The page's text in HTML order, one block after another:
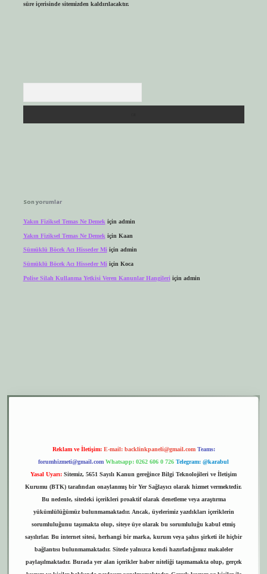
süre içerisinde sitemizden kaldırılacaktır.
Son yorumlar
Yakın Fiziksel Temas Ne Demek için admin
Yakın Fiziksel Temas Ne Demek için Kaan
Sümüklü Böcek Acı Hisseder Miiçin admin
Sümüklü Böcek Acı Hisseder Mi için Koca
Polise Silah Kullanma Yetkisi Veren Kanunlar Hangileri için admin
Reklam ve İletişim: E-mail: backlinkpaneli@gmail.com Teams:
forumhizmeti@gmail.com Whatsapp: 0262 606 0 726 Telegram: @karabul
Yasal Uyarı: Sitemiz, 5651 Sayılı Kanun gereğince Bilgi Teknolojileri ve İletişim
Kurumu (BTK) tarafından onaylanmış bir Yer Sağlayıcı olarak hizmet vermektedir.
Bu nedenle, sitedeki içerikleri proaktif olarak denetleme veya araştırma
yükümlülüğümüz bulunmamaktadır. Ancak, üyelerimiz yazdıkları içeriklerin
sorumluluğunu taşımakta olup, siteye üye olarak bu sorumluluğu kabul etmiş
sayılırlar. Bu internet sitesi, herhangi bir marka, kurum veya şahıs şirketi ile hiçbir
bağlantısı bulunmamaktadır. Sitede yalnızca kendi hazırladığımız makaleler
paylaşılmaktadır. Burada yer alan içerikler haber niteliği taşımamakta olup, gerçek